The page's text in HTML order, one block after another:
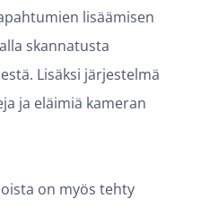
lisäämisen
skannatusta
Lisäksi järjestelmä
ja eläimiä kameran
on myös tehty